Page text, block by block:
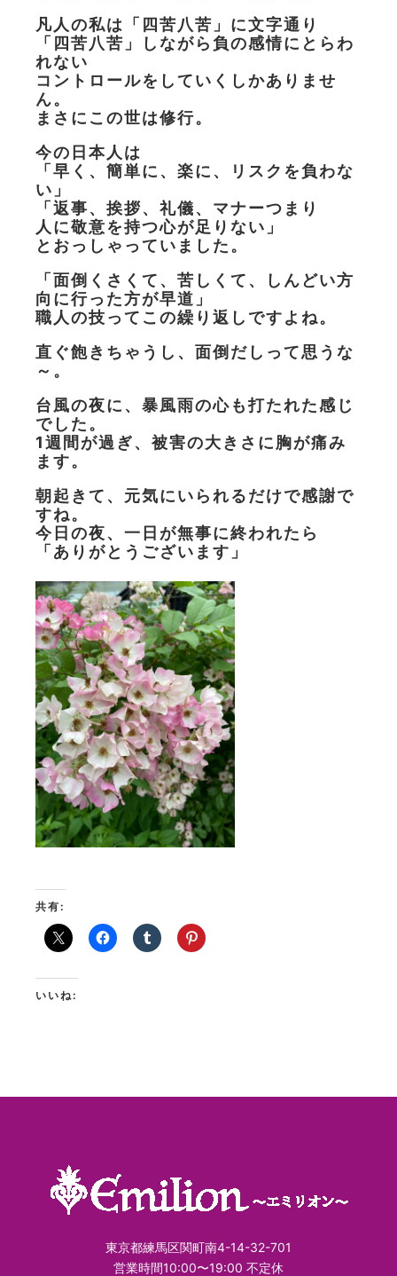
凡人の私は「四苦八苦」に文字通り
「四苦八苦」しながら負の感情にとらわ
れない
コントロールをしていくしかありませ
ん。
まさにこの世は修行。
今の日本人は
「早く、簡単に、楽に、リスクを負わな
い」
「返事、挨拶、礼儀、マナーつまり
人に敬意を持つ心が足りない」
とおっしゃっていました。
「面倒くさくて、苦しくて、しんどい方
向に行った方が早道」
職人の技ってこの繰り返しですよね。
直ぐ飽きちゃうし、面倒だしって思うな
～。
台風の夜に、暴風雨の心も打たれた感じ
でした。
1週間が過ぎ、被害の大きさに胸が痛み
ます。
朝起きて、元気にいられるだけで感謝で
すね。
今日の夜、一日が無事に終われたら
「ありがとうございます」
共有:
いいね:
東京都練馬区関町南4-14-32-701
営業時間10:00〜19:00 不定休